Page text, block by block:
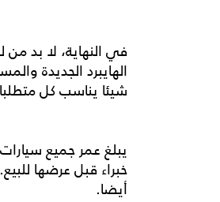
في النهاية، لا بد
الهايبرد الجديدة
شيئا يناسب كل
خبراء قبل عرضها
أيضا.